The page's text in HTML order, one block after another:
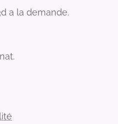
a la demande.